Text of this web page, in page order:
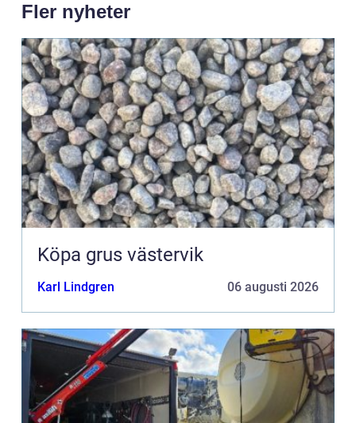
Fler nyheter
Köpa grus västervik
Karl Lindgren 06 augusti 2026